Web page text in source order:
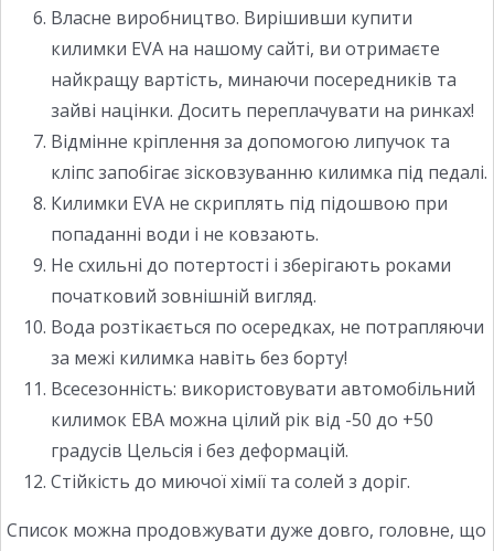
Власне виробництво. Вирішивши купити
килимки EVA на нашому сайті, ви отримаєте
найкращу вартість, минаючи посередників та
зайві націнки. Досить переплачувати на ринках!
Відмінне кріплення за допомогою липучок та
кліпс запобігає зісковзуванню килимка під педалі.
Килимки EVA не скриплять під підошвою при
попаданні води і не ковзають.
Не схильні до потертості і зберігають роками
початковий зовнішній вигляд.
Вода розтікається по осередках, не потрапляючи
за межі килимка навіть без борту!
Всесезонність: використовувати автомобільний
килимок ЕВА можна цілий рік від -50 до +50
градусів Цельсія і без деформацій.
Стійкість до миючої хімії та солей з доріг.
Список можна продовжувати дуже довго, головне, що